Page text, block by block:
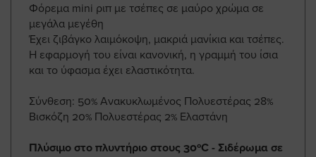
Φόρεμα mini ριπ με τσέπες σε μαύρο χρώμα σε
μεγάλα μεγέθη
Έχει ζιβάγκο λαιμόκοψη, μακριά μανίκια και τσέπες.
Η εφαρμογή του είναι κανονική, η γραμμή του ίσια
και το ύφασμα έχει ελαστικότητα.
Σύνθεση: 50% Ανακυκλωμένος Πολυεστέρας 28%
Βισκόζη 20% Πολυεστέρας 2% Ελαστάνη
Πλύσιμο στο πλυντήριο στους 30ºC - Σιδέρωμα σε